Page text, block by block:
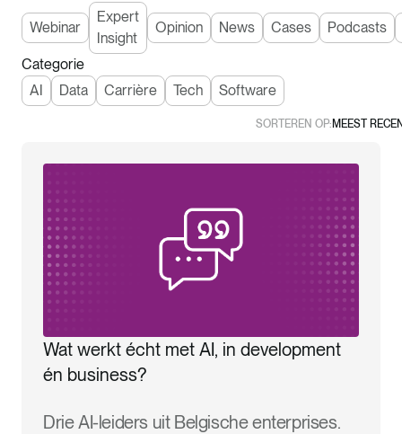
Webinar
Expert
Insight
Opinion News Cases Podcasts
Categorie
AI
Data Carrière Tech Software
SORTEREN OP: MEEST
Wat werkt écht met AI, in development
én business?
Drie AI-leiders uit Belgische enterprises.